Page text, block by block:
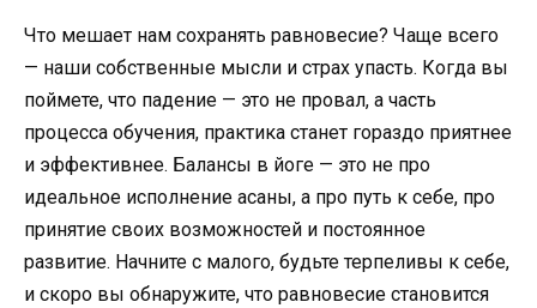
Что мешает нам сохранять равновесие? Чаще всего
— наши собственные мысли и страх упасть. Когда вы
поймете, что падение — это не провал, а часть
процесса обучения, практика станет гораздо приятнее
и эффективнее. Балансы в йоге — это не про
идеальное исполнение асаны, а про путь к себе, про
принятие своих возможностей и постоянное
развитие. Начните с малого, будьте терпеливы к себе,
и скоро вы обнаружите, что равновесие становится